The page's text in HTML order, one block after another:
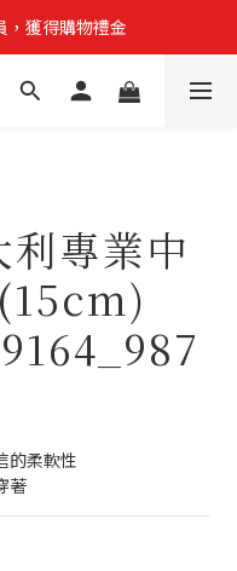
獲得購物禮金
獲得購物禮金
折1500滿20000折2500
專業中
的柔軟性
著